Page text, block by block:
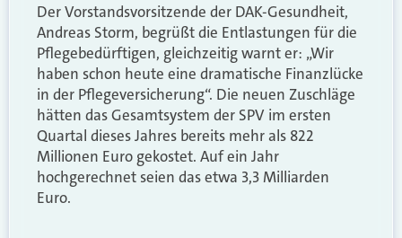
Der Vorstandsvorsitzende der DAK-Gesundheit,
Andreas Storm, begrüßt die Entlastungen für die
Pflegebedürftigen, gleichzeitig warnt er: „Wir
haben schon heute eine dramatische Finanzlücke
in der Pflegeversicherung“. Die neuen Zuschläge
hätten das Gesamtsystem der SPV im ersten
Quartal dieses Jahres bereits mehr als 822
Millionen Euro gekostet. Auf ein Jahr
hochgerechnet seien das etwa 3,3 Milliarden
Euro.